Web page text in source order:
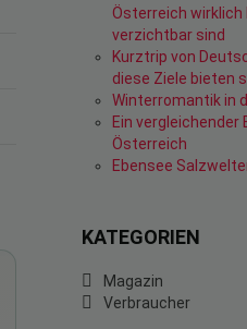
Österreich
verzichtbar sind
Kurztrip von
diese Ziele bieten
Winterromantik in
Ein vergleichender
Österreich
Ebensee
KATEGORIEN
Magazin
Verbraucher